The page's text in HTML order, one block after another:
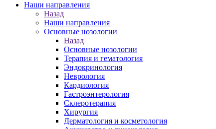
Наши направления
Назад
Наши направления
Основные нозологии
Назад
Основные нозологии
Терапия и гематология
Эндокринология
Неврология
Кардиология
Гастроэнтерология
Склеротерапия
Хирургия
Дерматология и косметология